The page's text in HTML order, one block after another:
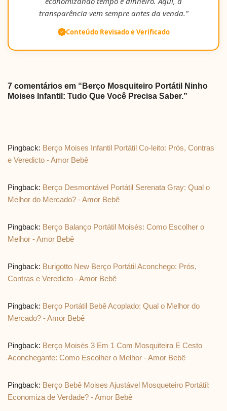
transparência vem sempre antes da venda."
Conteúdo Revisado e Verificado
7 comentários em “Berço Mosquiteiro Portátil Ninho
Moises Infantil: Tudo Que Você Precisa Saber.”
Pingback: Berço Moises Infantil Portátil Co-leito: Prós, Contras
e Veredicto - Amor Bebê
Pingback: Berço Desmontável Portátil Serenata Gray: Qual o
Melhor do Mercado? - Amor Bebê
Pingback: Berço Balanço Portátil Moisés: Como Escolher o
Melhor - Amor Bebê
Pingback: Burigotto New Berço Portátil Aconchego: Prós,
Contras e Veredicto - Amor Bebê
Pingback: Berço Portátil Bebê Acoplado: Qual o Melhor do
Mercado? - Amor Bebê
Pingback: Berço Moisés 3 Em 1 Com Mosquiteira E Cesto
Aconchegante: Como Escolher o Melhor - Amor Bebê
Pingback: Berço Bebê Moises Ajustável Mosqueteiro Portátil:
Economiza de Verdade? - Amor Bebê